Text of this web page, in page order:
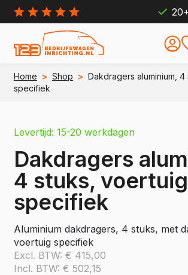
Home > Shop > Dakdragers aluminium,
specifiek
Levertijd: 15-20 werkdagen
Dakdragers
4 stuks, voertuig
specifiek
Aluminium dakdragers, 4 stuks, met
voertuig specifiek
Excl. BTW: € 415,00
Incl. BTW: € 502,15